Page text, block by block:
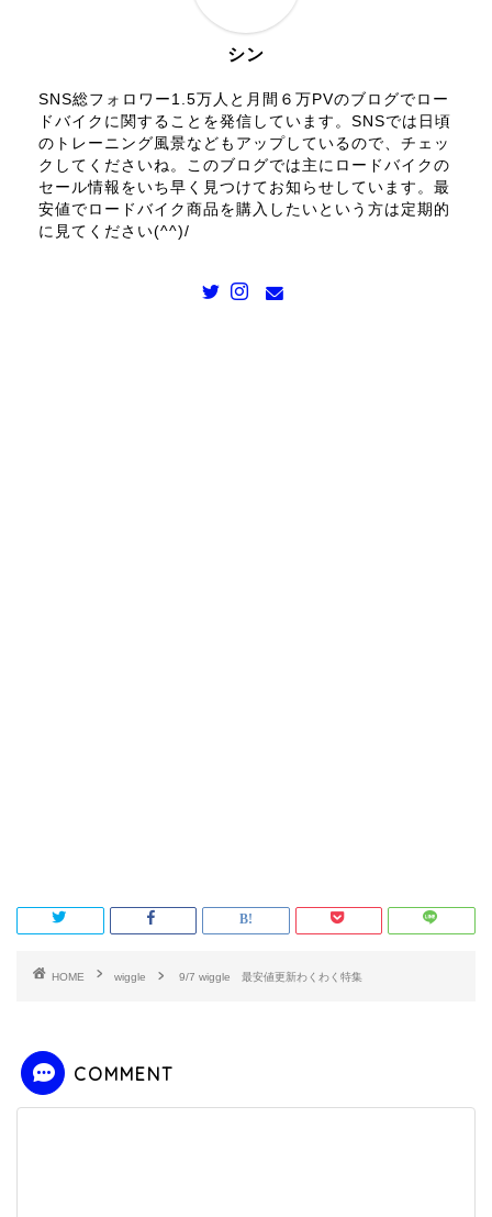
シン
SNS総フォロワー1.5万人と月間６万PVのブログでロー
ドバイクに関することを発信しています。SNSでは日頃
のトレーニング風景などもアップしているので、チェッ
クしてくださいね。このブログでは主にロードバイクの
セール情報をいち早く見つけてお知らせしています。最
安値でロードバイク商品を購入したいという方は定期的
に見てください(^^)/
HOME wiggle 9/7 wiggle 最安値更新わくわく特集
COMMENT